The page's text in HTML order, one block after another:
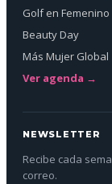
Golf en Femenino
Beauty Day
Más Mujer Global
Ver agenda →
NEWSLETTER
Recibe cada
correo.